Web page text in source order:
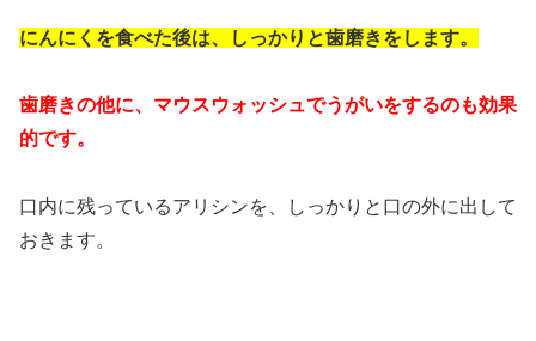
にんにくを食べた後は、しっかりと歯磨きをします。
歯磨きの他に、マウスウォッシュでうがいをするのも効果
的です。
口内に残っているアリシンを、しっかりと口の外に出して
おきます。